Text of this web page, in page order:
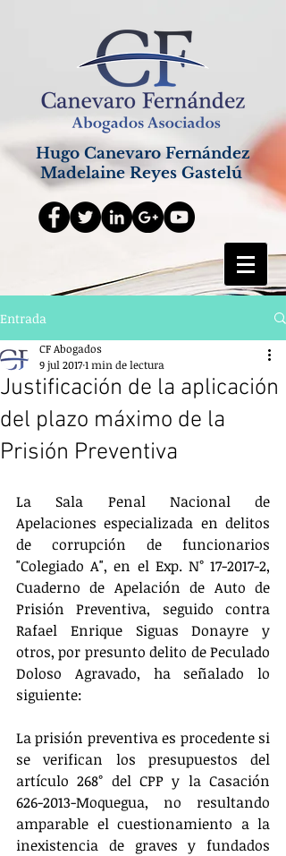
Hugo Canevaro Fernández
Madelaine Reyes Gastelú
Entrada
Justificación de la aplicación
del plazo máximo de la
Prisión Preventiva
CF Abogados
9 jul 20171 min de lectura
La Sala Penal Nacional de
Apelaciones especializada en delitos
de corrupción de funcionarios
"Colegiado A", en el Exp. N° 17-2017-2,
Cuaderno de Apelación de Auto de
Prisión Preventiva, seguido contra
Rafael Enrique Siguas Donayre y
otros, por presunto delito de Peculado
Doloso Agravado, ha señalado lo
siguiente:
La prisión preventiva es procedente si
se verifican los presupuestos del
artículo 268° del CPP y la Casación
626-2013-Moquegua, no resultando
amparable el cuestionamiento a la
inexistencia de graves y fundados